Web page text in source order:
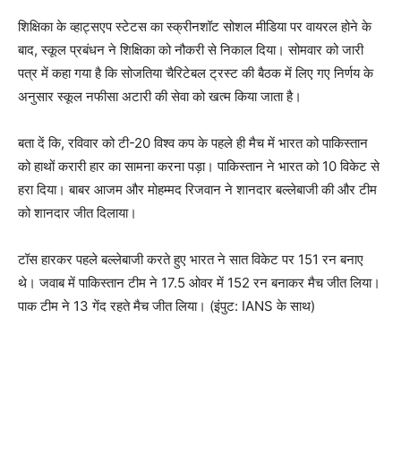
शिक्षिका के व्हाट्सएप स्टेटस का स्क्रीनशॉट सोशल मीडिया पर वायरल होने के
बाद, स्कूल प्रबंधन ने शिक्षिका को नौकरी से निकाल दिया। सोमवार को जारी
पत्र में कहा गया है कि सोजतिया चैरिटेबल ट्रस्ट की बैठक में लिए गए निर्णय के
अनुसार स्कूल नफीसा अटारी की सेवा को खत्म किया जाता है।
बता दें कि, रविवार को टी-20 विश्व कप के पहले ही मैच में भारत को पाकिस्तान
को हाथों करारी हार का सामना करना पड़ा। पाकिस्तान ने भारत को 10 विकेट से
हरा दिया। बाबर आजम और मोहम्मद रिजवान ने शानदार बल्लेबाजी की और टीम
को शानदार जीत दिलाया।
टॉस हारकर पहले बल्लेबाजी करते हुए भारत ने सात विकेट पर 151 रन बनाए
थे। जवाब में पाकिस्तान टीम ने 17.5 ओवर में 152 रन बनाकर मैच जीत लिया।
पाक टीम ने 13 गेंद रहते मैच जीत लिया। (इंपुट: IANS के साथ)